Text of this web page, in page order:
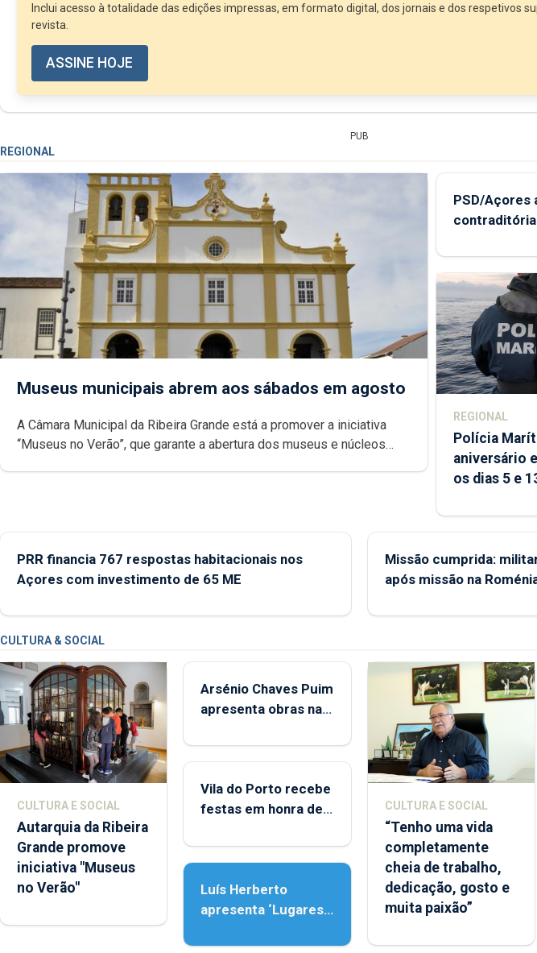
Inclui acesso à totalidade das edições impressas, em formato digital, dos jornais e dos respetivos
revista.
ASSINE HOJE
PUB
REGIONAL
Museus municipais abrem aos sábados em agosto
A Câmara Municipal da Ribeira Grande está a promover a iniciativa
“Museus no Verão”, que garante a abertura dos museus e núcleos
PSD/Açores
REGIONAL
Polícia
aniversário
os dias 5 e
PRR financia 767 respostas habitacionais nos
Açores com investimento de 65 ME
Missão cumprida:
após missão na
CULTURA & SOCIAL
CULTURA E SOCIAL
Autarquia da Ribeira
Grande promove
iniciativa "Museus
no Verão"
Arsénio Chaves Puim
apresenta obras na
Porto
Vila do Porto recebe
festas em honra de
Assunção
Luís Herberto
apresenta ‘Lugares
CULTURA E SOCIAL
“Tenho uma vida
completamente
cheia de trabalho,
dedicação, gosto e
muita paixão”